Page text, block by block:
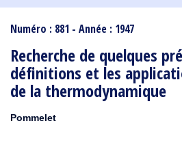
Numéro : 881 - Année : 1947
Recherche de quelques
définitions et les
de la thermodynamique
Pommelet